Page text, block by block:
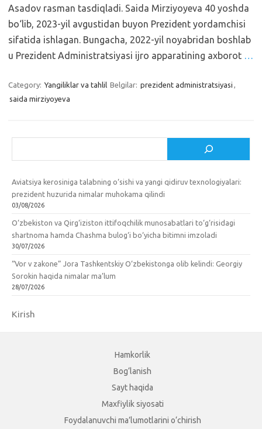
Asadov rasman tasdiqladi. Saida Mirziyoyeva 40 yoshda
bo‘lib, 2023-yil avgustidan buyon Prezident yordamchisi
sifatida ishlagan. Bungacha, 2022-yil noyabridan boshlab
u Prezident Administratsiyasi ijro apparatining axborot …
Category: Yangiliklar va tahlil Belgilar: prezident administratsiyasi ,
saida mirziyoyeva
Aviatsiya kerosiniga talabning o‘sishi va yangi qidiruv texnologiyalari:
prezident huzurida nimalar muhokama qilindi
03/08/2026
O‘zbekiston va Qirg‘iziston ittifoqchilik munosabatlari to‘g‘risidagi
shartnoma hamda Chashma bulog‘i bo‘yicha bitimni imzoladi
30/07/2026
“Vor v zakone” Jora Tashkentskiy O‘zbekistonga olib kelindi: Georgiy
Sorokin haqida nimalar ma’lum
28/07/2026
Kirish
Hamkorlik
Bog‘lanish
Sayt haqida
Maxfiylik siyosati
Foydalanuvchi ma’lumotlarini o‘chirish